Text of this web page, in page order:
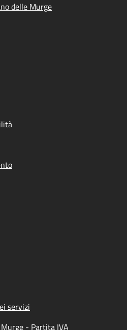
delle Murge
servizi
- Partita IVA